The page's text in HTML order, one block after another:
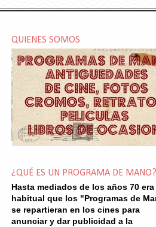
QUIENES SOMOS
¿QUÉ ES UN PROGRAMA DE MANO?
Hasta mediados de los años 70 era
habitual que los "Programas de
se repartieran en los cines para
anunciar y dar publicidad a la